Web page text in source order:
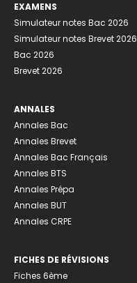
EXAMENS
Simulateur notes Bac 2026
Simulateur notes Brevet 2026
Bac 2026
Brevet 2026
ANNALES
Annales Bac
Annales Brevet
Annales Bac Français
Annales BTS
Annales Prépa
Annales BUT
Annales CRPE
FICHES DE RÉVISIONS
Fiches 6ème